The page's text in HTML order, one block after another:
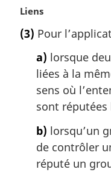
N
t
Liens
(3) Pour
a) lorsque
liées à la
sens où
sont réputées
b) lorsqu’un
de contrôler
réputé un